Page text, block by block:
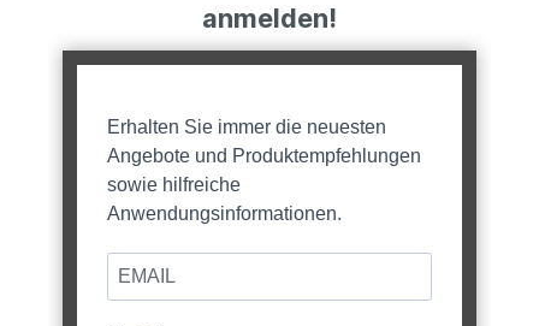
anmelden!
Erhalten Sie immer die neuesten
Angebote und Produktempfehlungen
sowie hilfreiche
Anwendungsinformationen.